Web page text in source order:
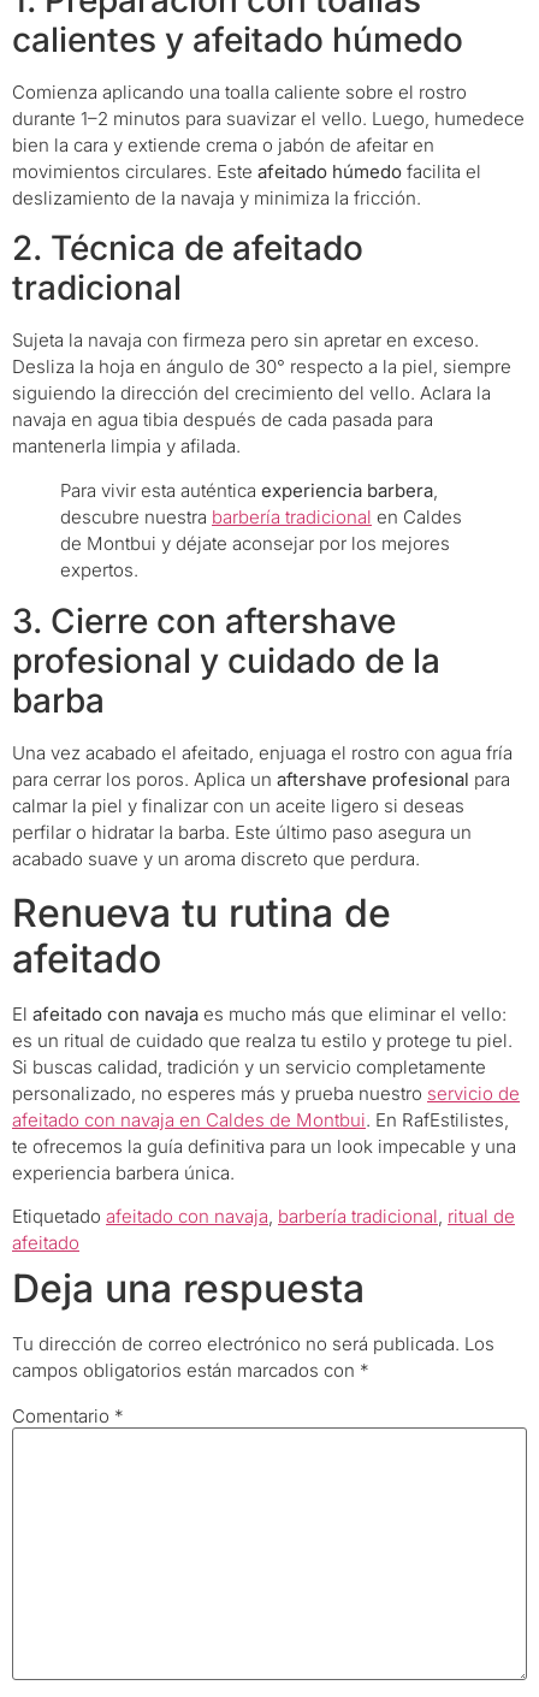
calientes y afeitado húmedo
Comienza aplicando una toalla caliente sobre el rostro
durante 1–2 minutos para suavizar el vello. Luego, humedece
bien la cara y extiende crema o jabón de afeitar en
movimientos circulares. Este afeitado húmedo facilita el
deslizamiento de la navaja y minimiza la fricción.
2. Técnica de afeitado
tradicional
Sujeta la navaja con firmeza pero sin apretar en exceso.
Desliza la hoja en ángulo de 30° respecto a la piel, siempre
siguiendo la dirección del crecimiento del vello. Aclara la
navaja en agua tibia después de cada pasada para
mantenerla limpia y afilada.
Para vivir esta auténtica experiencia barbera,
descubre nuestra barbería tradicional en Caldes
de Montbui y déjate aconsejar por los mejores
expertos.
3. Cierre con aftershave
profesional y cuidado de la
barba
Una vez acabado el afeitado, enjuaga el rostro con agua fría
para cerrar los poros. Aplica un aftershave profesional para
calmar la piel y finalizar con un aceite ligero si deseas
perfilar o hidratar la barba. Este último paso asegura un
acabado suave y un aroma discreto que perdura.
Renueva tu rutina de
afeitado
El afeitado con navaja es mucho más que eliminar el vello:
es un ritual de cuidado que realza tu estilo y protege tu piel.
Si buscas calidad, tradición y un servicio completamente
personalizado, no esperes más y prueba nuestro servicio de
afeitado con navaja en Caldes de Montbui. En RafEstilistes,
te ofrecemos la guía definitiva para un look impecable y una
experiencia barbera única.
Etiquetado afeitado con navaja, barbería tradicional, ritual de
afeitado
Deja una respuesta
Tu dirección de correo electrónico no será publicada. Los
campos obligatorios están marcados con *
Comentario *